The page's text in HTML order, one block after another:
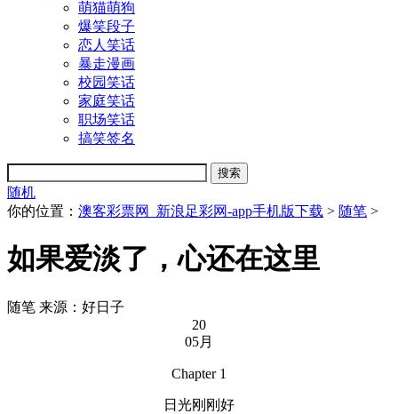
萌猫萌狗
爆笑段子
恋人笑话
暴走漫画
校园笑话
家庭笑话
职场笑话
搞笑签名
随机
你的位置： 澳客彩票网_新浪足彩网-app手机版下载 > 随笔 >
如果爱淡了，心还在这里
随笔 来源：好日子
20
05月
Chapter 1
日光刚刚好